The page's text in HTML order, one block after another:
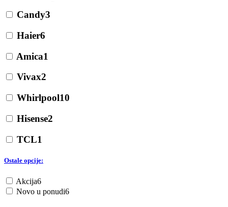
Candy3
Haier6
Amica1
Vivax2
Whirlpool10
Hisense2
TCL1
Ostale opcije:
Akcija6
Novo u ponudi6